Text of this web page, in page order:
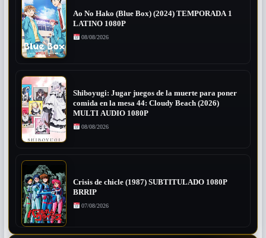
Ao No Hako (Blue Box) (2024) TEMPORADA 1
LATINO 1080P
08/08/2026
Shiboyugi: Jugar juegos de la muerte para poner
comida en la mesa 44: Cloudy Beach (2026)
MULTI AUDIO 1080P
08/08/2026
Crisis de chicle (1987) SUBTITULADO 1080P
BRRIP
07/08/2026